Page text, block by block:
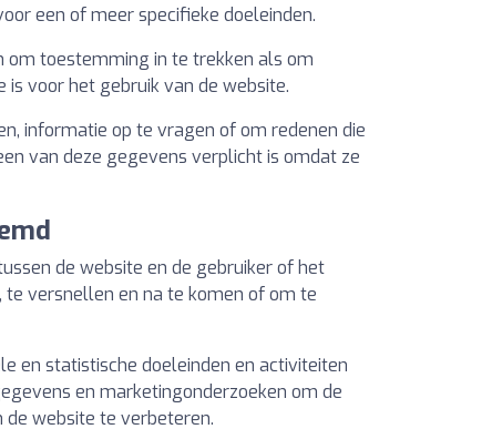
een of meer specifieke doeleinden.
om toestemming in te trekken als om
voor het gebruik van de website.
informatie op te vragen of om redenen die
van deze gegevens verplicht is omdat ze
de website en de gebruiker of het
versnellen en na te komen of om te
en statistische doeleinden en activiteiten
en marketingonderzoeken om de
de website te verbeteren.